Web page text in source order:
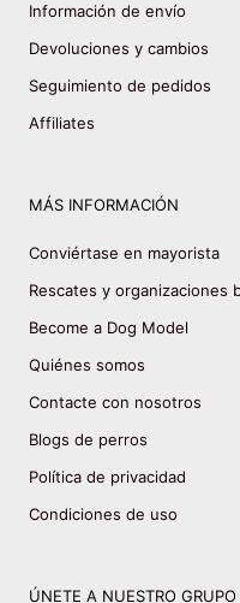
Información de envío
Devoluciones y cambios
Seguimiento de pedidos
Affiliates
MÁS INFORMACIÓN
Conviértase en mayorista
Rescates y organizaciones
Become a Dog Model
Quiénes somos
Contacte con nosotros
Blogs de perros
Política de privacidad
Condiciones de uso
ÚNETE A NUESTRO GRUPO